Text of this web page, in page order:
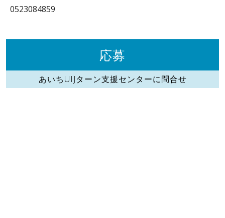
0523084859
応募
あいちUIJターン支援センターに問合せ